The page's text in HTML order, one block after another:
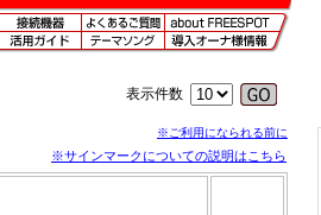
表示件数
※ご利用になられる前に
※サインマークについての説明はこちら